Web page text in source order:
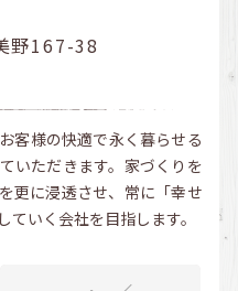
野167-38
客様の快適で永く暮らせる
いただきます。家づくりを
更に浸透させ、常に「幸せ
いく会社を目指します。